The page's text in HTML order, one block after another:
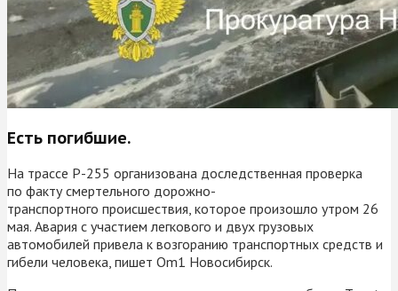
Есть погибшие.
На трассе Р-255 организована доследственная проверка
по факту смертельного дорожно-
транспортного происшествия, которое произошло утром 26
мая. Авария с участием легкового и двух грузовых
автомобилей привела к возгоранию транспортных средств и
гибели человека, пишет Om1 Новосибирск.